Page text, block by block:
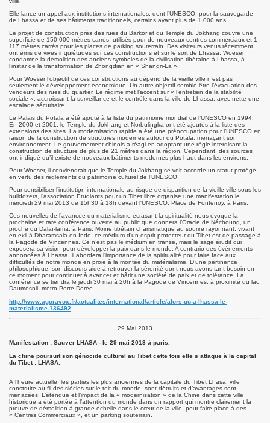
Elle lance un appel aux institutions internationales, dont l’UNESCO, pour la sauvegarde
de Lhassa et de ses bâtiments traditionnels, certains ayant plus de 1 000 ans.
Le projet de construction près des rues du Barkor et du Temple du Jokhang couvre une
superficie de 150 000 mètres carrés, utilisés pour de nouveaux centres commerciaux et 1
117 mètres carrés pour les places de parking souterrain. Des visiteurs venus récemment
ont émis de vives inquiétudes sur ces constructions et sur le sort de Lhassa. Woeser
condamne la démolition des anciens symboles de la civilisation tibétaine à Lhassa, à
l’instar de la transformation de Zhongdian en « Shangri-La ».
Pour Woeser l’objectif de ces constructions au dépend de la vieille ville n’est pas
seulement le développement économique. Un autre objectif semble être l’évacuation des
vendeurs des rues du quartier. Le régime met l’accent sur « l’entretien de la stabilité
sociale », accroissant la surveillance et le contrôle dans la ville de Lhassa, avec nette une
escalade sécuritaire.
Le Palais du Potala a été ajouté à la liste du patrimoine mondial de l’UNESCO en 1994.
En 2000 et 2001, le Temple du Jokhang et Norbulingka ont été ajoutés à la liste des
extensions des sites. La modernisation rapide a été une préoccupation pour l’UNESCO en
raison de la construction de structures modernes autour du Potala, menaçant son
environnement. Le gouvernement chinois a réagi en adoptant une règle interdisant la
construction de structure de plus de 21 mètres dans la région. Cependant, des sources
ont indiqué qu’il existe de nouveaux bâtiments modernes plus haut dans les environs.
Pour Woeser, il conviendrait que le Temple du Jokhang se voit accordé un statut protégé
en vertu des règlements du patrimoine culturel de l’UNESCO.
Pour sensibiliser l’institution internationale au risque de disparition de la vieille ville sous les
bulldozers, l’association Étudiants pour un Tibet libre organise une manifestation le
mercredi 29 mai 2013 de 15h30 à 18h devant l'UNESCO, Place de Fontenoy, à Paris.
Ces nouvelles de l’avancée du matérialisme écrasant la spiritualité nous évoque la
prochaine et rare conférence ouverte au public que donnera l’Oracle de Néchoung, un
proche du Dalaï-lama, à Paris. Moine tibétain charismatique au sourire rayonnant, vivant
en exil à Dharamsala en Inde, ce médium d’un esprit protecteur du Tibet est de passage à
la Pagode de Vincennes. Ce n’est pas le médium en transe, mais le sage érudit qui
exposera sa vision pour développer la paix dans le monde. A contrario des événements
annoncées à Lhassa, il abordera l’importance de la spiritualité pour faire face aux
difficultés de notre monde en proie à la montée du matérialisme. D’une pertinence
philosophique, son discours aide à retrouver la sérénité dont nous avons tant besoin en
ce moment pour continuer à avancer et bâtir une société de paix et de tolérance. La
conférence se tiendra le jeudi 30 mai à 20h à la Pagode de Vincennes, à proximité du lac
Daumesnil, métro Porte Dorée.
http://www.agoravox.fr/actualites/international/article/alors-qu-a-lhassa-le-
materialisme-136492
29 Mai 2013
Manifestation : Sauver LHASA - le 29 mai 2013 à paris.
La chine poursuit son génocide culturel au Tibet cette fois elle s’attaque à la capital
du Tibet : LHASA.
À l’heure actuelle, les parties les plus anciennes de la capitale du Tibet Lhasa, ville
construite au fil des siècles sur le toit du monde, sont détruits et d’avantages sont
menacées. L’étendue et l’impact de la « modernisation » de la Chine dans cette ville
historique a été portée à l’attention du monde dans un rapport qui montre clairement la
preuve de démolition à grande échelle dans le cœur de la ville, pour faire place à des
« Centres Commerciaux », et un parking souterrain.
2021